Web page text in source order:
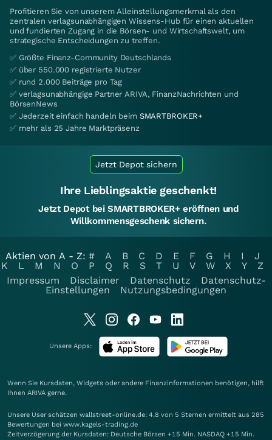
Profitieren Sie von unserem Alleinstellungsmerkmal als den
zentralen verlagsunabhängigen Wissens-Hub für einen aktuellen
und fundierten Zugang in die Börsen- und Wirtschaftswelt, um
strategische Entscheidungen zu treffen.
✅ Größte Finanz-Community Deutschlands
✅ über 550.000 registrierte Nutzer
✅ rund 2.000 Beiträge pro Tag
✅ verlagsunabhängige Partner ARIVA, FinanzNachrichten und
BörsenNews
✅ Jederzeit einfach handeln beim SMARTBROKER+
✅ mehr als 25 Jahre Marktpräsenz
Jetzt Depot sichern
Ihre Lieblingsaktie geschenkt!
Jetzt Depot bei SMARTBROKER+ eröffnen und
Willkommensgeschenk sichern.
Aktien von A - Z: # A B C D E F G H I
J
K
L M N O P Q R S T U V W X Y
Z
Impressum
Disclaimer Datenschutz
Datenschutz-
Einstellungen
Nutzungsbedingungen
Unsere Apps:
Wenn Sie Kursdaten, Widgets oder andere Finanzinformationen benötigen, hilft
Ihnen ARIVA gerne.
Unsere User schätzen wallstreet-online.de: 4.8 von 5 Sternen ermittelt aus 285
Bewertungen bei www.kagels-trading.de
Zeitverzögerung der Kursdaten: Deutsche Börsen +15 Min. NASDAQ +15 Min.